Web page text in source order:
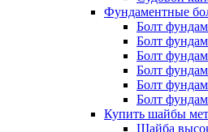
Фундаментные
Болт
Болт
Болт
Болт
Болт
Болт
Купить шайбы
Шайба